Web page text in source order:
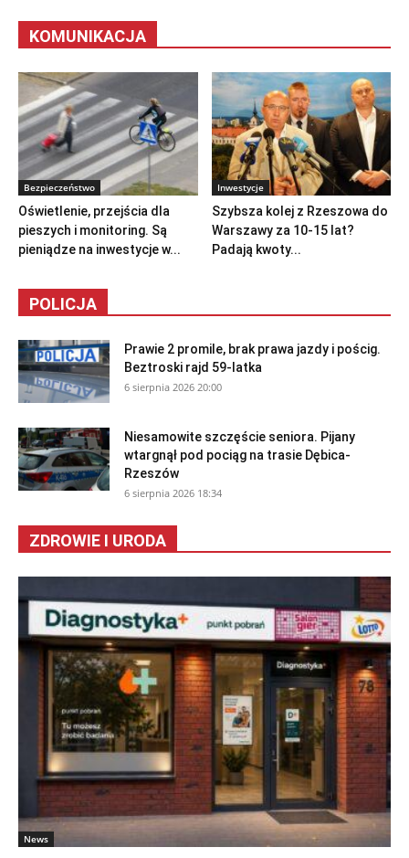
KOMUNIKACJA
Bezpieczeństwo
Oświetlenie, przejścia dla
pieszych i monitoring. Są
pieniądze na inwestycje w...
Inwestycje
Szybsza kolej z Rzeszowa do
Warszawy za 10-15 lat?
Padają kwoty...
POLICJA
Prawie 2 promile, brak prawa jazdy i pościg.
Beztroski rajd 59-latka
6 sierpnia 2026 20:00
Niesamowite szczęście seniora. Pijany
wtargnął pod pociąg na trasie Dębica-
Rzeszów
6 sierpnia 2026 18:34
ZDROWIE I URODA
News